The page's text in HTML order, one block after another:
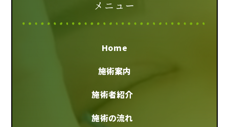
メニュー
Home
施術案内
施術者紹介
施術の流れ